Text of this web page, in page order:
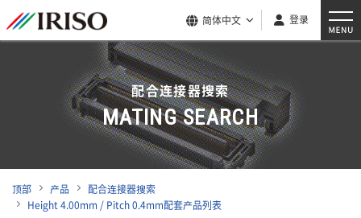
简体中文 登录
配合连接器搜索
MATING SEARCH
顶部 产品
配合连接器搜索
Height 4.00mm / Pitch 0.4mm配套产品列表